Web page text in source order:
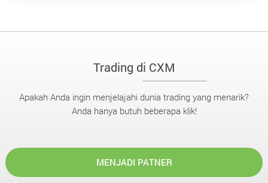
Trading di CXM
Apakah Anda ingin menjelajahi dunia trading yang menarik?
Anda hanya butuh beberapa klik!
MENJADI PATNER